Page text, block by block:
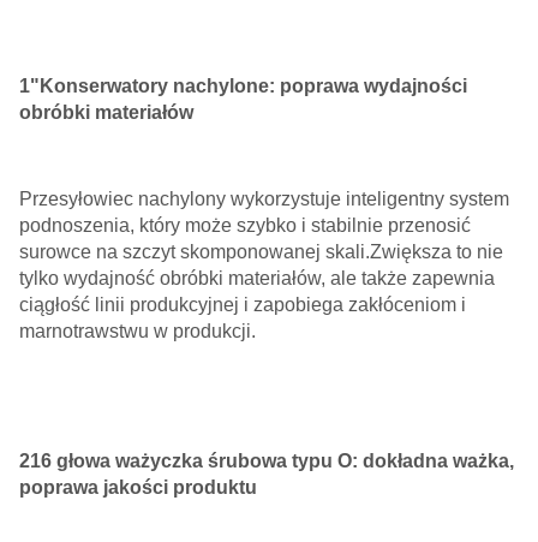
1"Konserwatory nachylone: poprawa wydajności
obróbki materiałów
Przesyłowiec nachylony wykorzystuje inteligentny system
podnoszenia, który może szybko i stabilnie przenosić
surowce na szczyt skomponowanej skali.Zwiększa to nie
tylko wydajność obróbki materiałów, ale także zapewnia
ciągłość linii produkcyjnej i zapobiega zakłóceniom i
marnotrawstwu w produkcji.
2­16 głowa ważyczka śrubowa typu O: dokładna ważka,
poprawa jakości produktu